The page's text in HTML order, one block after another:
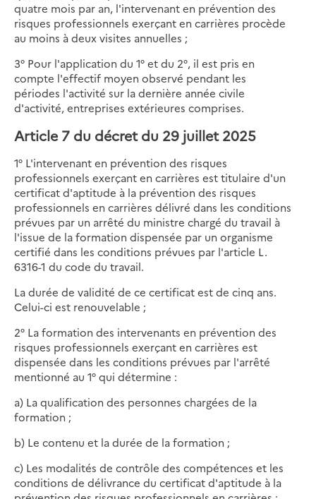
quatre mois par an, l'intervenant en prévention des
risques professionnels exerçant en carrières procède
au moins à deux visites annuelles ;
3° Pour l'application du 1° et du 2°, il est pris en
compte l'effectif moyen observé pendant les
périodes l'activité sur la dernière année civile
d'activité, entreprises extérieures comprises.
Article 7 du décret du 29 juillet 2025
1° L'intervenant en prévention des risques
professionnels exerçant en carrières est titulaire d'un
certificat d'aptitude à la prévention des risques
professionnels en carrières délivré dans les conditions
prévues par un arrêté du ministre chargé du travail à
l'issue de la formation dispensée par un organisme
certifié dans les conditions prévues par l'article L.
6316-1 du code du travail.
La durée de validité de ce certificat est de cinq ans.
Celui-ci est renouvelable ;
2° La formation des intervenants en prévention des
risques professionnels exerçant en carrières est
dispensée dans les conditions prévues par l'arrêté
mentionné au 1° qui détermine :
a) La qualification des personnes chargées de la
formation ;
b) Le contenu et la durée de la formation ;
c) Les modalités de contrôle des compétences et les
conditions de délivrance du certificat d'aptitude à la